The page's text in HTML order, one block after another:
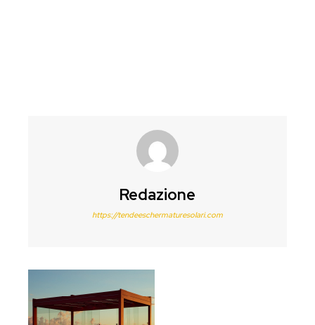
Redazione
https://tendeeschermaturesolari.com